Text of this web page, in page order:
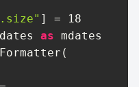
] =
18
as mdates